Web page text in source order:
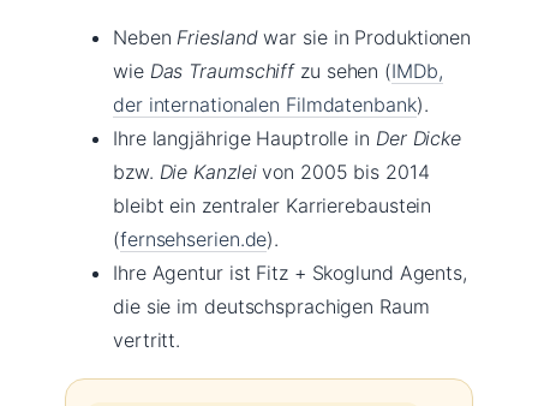
Neben Frieslandwar sie in Produktionen
wie Das Traumschiffzu sehen (IMDb,
der internationalen Filmdatenbank).
Ihre langjährige Hauptrolle in Der Dicke
bzw. Die Kanzleivon 2005 bis 2014
bleibt ein zentraler Karrierebaustein
(fernsehserien.de).
Ihre Agentur ist Fitz + Skoglund Agents,
die sie im deutschsprachigen Raum
vertritt.